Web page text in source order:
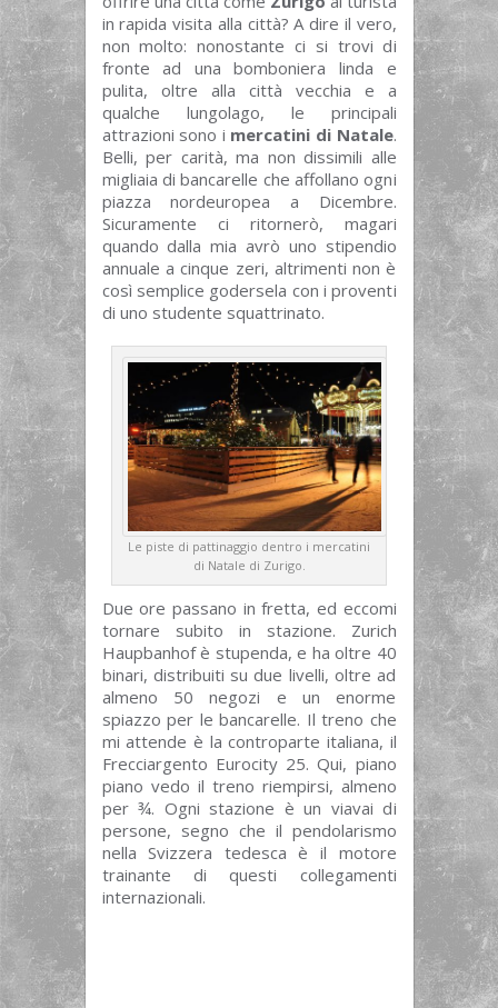
in rapida visita alla città? A dire il vero,
non molto: nonostante ci si trovi di
fronte ad una bomboniera linda e
pulita, oltre alla città vecchia e a
qualche lungolago, le principali
attrazioni sono i mercatini di Natale.
Belli, per carità, ma non dissimili alle
migliaia di bancarelle che affollano ogni
piazza nordeuropea a Dicembre.
Sicuramente ci ritornerò, magari
quando dalla mia avrò uno stipendio
annuale a cinque zeri, altrimenti non è
così semplice godersela con i proventi
di uno studente squattrinato.
Le piste di pattinaggio dentro i mercatini
di Natale di Zurigo.
Due ore passano in fretta, ed eccomi
tornare subito in stazione. Zurich
Haupbanhof è stupenda, e ha oltre 40
binari, distribuiti su due livelli, oltre ad
almeno 50 negozi e un enorme
spiazzo per le bancarelle. Il treno che
mi attende è la controparte italiana, il
Frecciargento Eurocity 25. Qui, piano
piano vedo il treno riempirsi, almeno
per ¾. Ogni stazione è un viavai di
persone, segno che il pendolarismo
nella Svizzera tedesca è il motore
trainante di questi collegamenti
internazionali.